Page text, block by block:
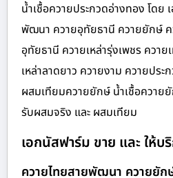
น้ำเชื้อควายประกวดอ่างทอง โดย
พัฒนา ควายอุทัยธานี ควายยักษ์ ค
อุทัยธานี ควายเหล่ารุ่งเพชร ควา
เหล่าลาดยาว ควายงาม ควายปร
ผสมเทียมควายยักษ์ น้ำเชื้อควาย
รับผสมจริง และ ผสมเทียม
เอกนัสฟาร์ม ขาย และ ให้บริ
ควายไทยสายพัฒนา ควายยัก